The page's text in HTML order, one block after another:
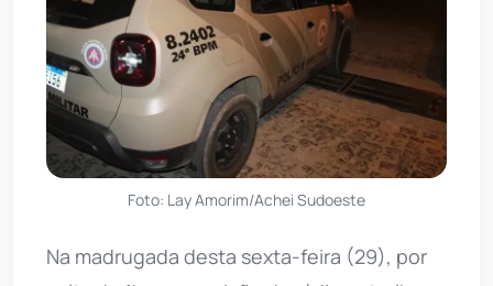
Foto: Lay Amorim/Achei Sudoeste
Na madrugada desta sexta-feira (29), por